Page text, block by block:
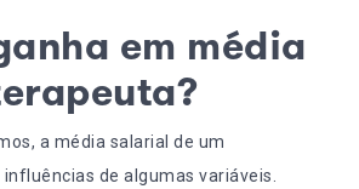
em média
a média salarial de um
de algumas variáveis.